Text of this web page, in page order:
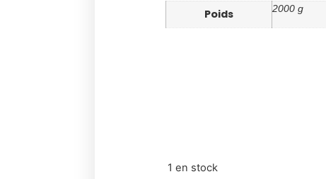
Poids 2000 g
1 en stock